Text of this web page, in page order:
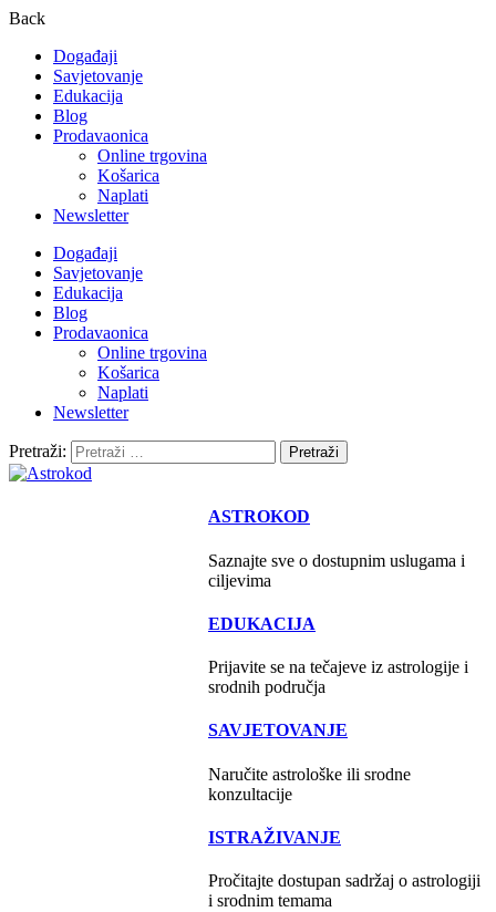
Back
Događaji
Savjetovanje
Edukacija
Blog
Prodavaonica
Online trgovina
Košarica
Naplati
Newsletter
Događaji
Savjetovanje
Edukacija
Blog
Prodavaonica
Online trgovina
Košarica
Naplati
Newsletter
Pretraži:
ASTROKOD
Saznajte sve o dostupnim uslugama i
ciljevima
EDUKACIJA
Prijavite se na tečajeve iz astrologije i
srodnih područja
SAVJETOVANJE
Naručite astrološke ili srodne
konzultacije
ISTRAŽIVANJE
Pročitajte dostupan sadržaj o astrologiji
i srodnim temama